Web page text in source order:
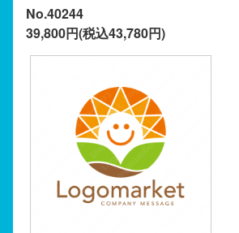
No.40244
39,800円(税込43,780円)